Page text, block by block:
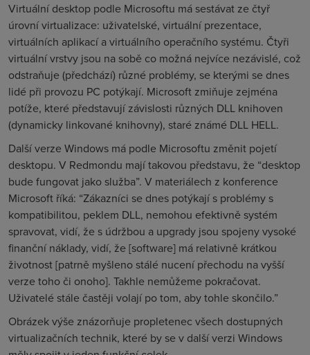
Virtuální desktop podle Microsoftu má sestávat ze čtyř
úrovní virtualizace: uživatelské, virtuální prezentace,
virtuálních aplikací a virtuálního operačního systému. Čtyři
virtuální vrstvy jsou na sobě co možná nejvíce nezávislé, což
odstraňuje (předchází) různé problémy, se kterými se dnes
lidé při provozu PC potýkají. Microsoft zmiňuje zejména
potíže, které představují závislosti různých DLL knihoven
(dynamicky linkované knihovny), staré známé DLL HELL.
Další verze Windows má podle Microsoftu změnit pojetí
desktopu. V Redmondu mají takovou představu, že “desktop
bude fungovat jako služba”. V materiálech z konference
Microsoft říká: “Zákazníci se dnes potýkají s problémy s
kompatibilitou, peklem DLL, nemohou efektivně systém
spravovat, vidí, že s údržbou a upgrady jsou spojeny vysoké
finanční náklady, vidí, že [software] má relativně krátkou
životnost [patrně myšleno stálé nucení přechodu na vyšší
verze toho či onoho]. Takhle nemůžeme pokračovat.
Uživatelé stále častěji volají po tom, aby tohle skončilo.”
Obrázek výše znázorňuje propletenec všech dostupných
virtualizačních technik, které by se v další verzi Windows